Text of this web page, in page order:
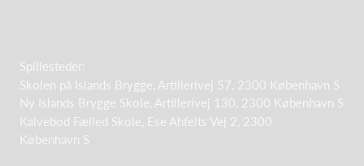
Spillesteder:
Skolen på Islands Brygge, Artillerivej 57, 2300 København S
Ny Islands Brygge Skole, Artillerivej 130, 2300 København S
Kalvebod Fælled Skole, Ese Ahfelts Vej 2, 2300
København S